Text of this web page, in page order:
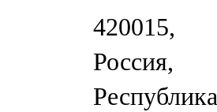
420015,
Россия,
Республика